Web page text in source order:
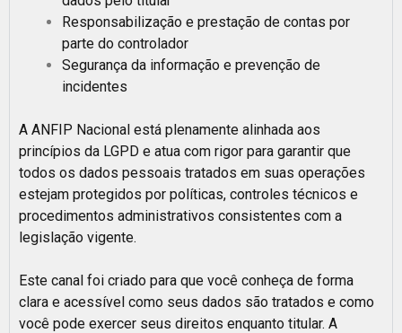
Responsabilização e prestação de contas por
parte do controlador
Segurança da informação e prevenção de
incidentes
A ANFIP Nacional está plenamente alinhada aos
princípios da LGPD e atua com rigor para garantir que
todos os dados pessoais tratados em suas operações
estejam protegidos por políticas, controles técnicos e
procedimentos administrativos consistentes com a
legislação vigente.
Este canal foi criado para que você conheça de forma
clara e acessível como seus dados são tratados e como
você pode exercer seus direitos enquanto titular. A